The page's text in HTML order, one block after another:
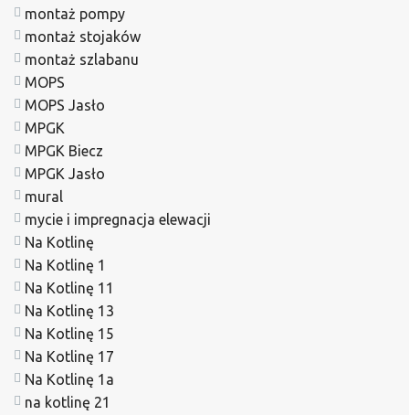
montaż pompy
montaż stojaków
montaż szlabanu
MOPS
MOPS Jasło
MPGK
MPGK Biecz
MPGK Jasło
mural
mycie i impregnacja elewacji
Na Kotlinę
Na Kotlinę 1
Na Kotlinę 11
Na Kotlinę 13
Na Kotlinę 15
Na Kotlinę 17
Na Kotlinę 1a
na kotlinę 21